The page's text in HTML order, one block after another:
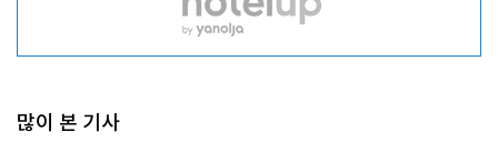
많이 본 기사